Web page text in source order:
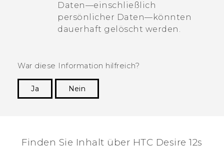
Daten—einschließlich
persönlicher Daten—könnten
dauerhaft gelöscht werden.
War diese Information hilfreich?
Ja
Nein
Finden Sie Inhalt über‎ HTC Desire 12s